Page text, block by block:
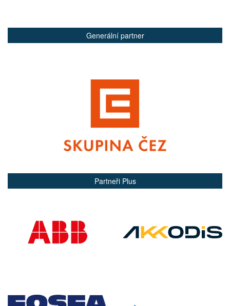
Generální partner
Partneři Plus